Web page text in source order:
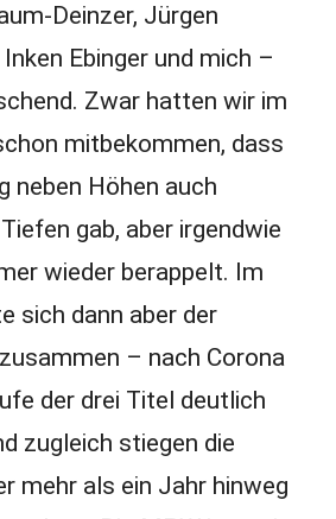
Deinzer, Jürgen
Ebinger und mich –
Zwar hatten wir im
mitbekommen, dass
neben Höhen auch
gab, aber irgendwie
wieder berappelt. Im
sich dann aber der
– nach Corona
der drei Titel deutlich
zugleich stiegen die
mehr als ein Jahr hinweg